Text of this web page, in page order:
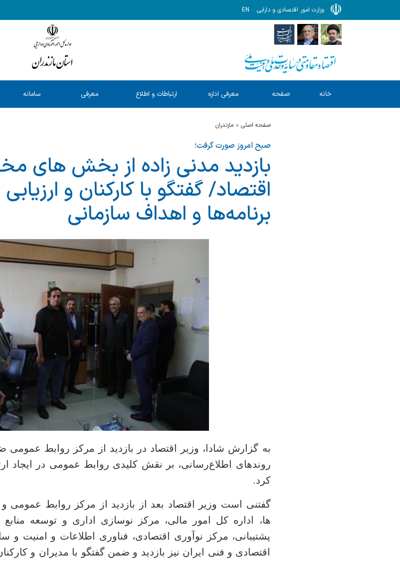
وزارت امور اقتصادی و دارایی EN
خانه صفحه معرفی اداره
کل
ارتباطات و اطلاع معرفی سامانه
صفحه اصلی مازندران
صبح امروز صورت گرفت؛
بازدید مدنی زاده از بخش های
اقتصاد/ گفتگو با كاركنان و
برنامه‌ها و اهداف سازمانی
به گزارش شادا، وزیر اقتصاد در بازدید از مرکز روابط
روندهای اطلاع‌رسانی، بر نقش کلیدی روابط عمومی در ایجاد
کرد.
گفتنی است وزیر اقتصاد بعد از بازدید از مرکز روابط عمومی
ها، اداره کل امور مالی، مرکز نوسازی اداری و توسعه
پشتیبانی، مرکز نوآوری اقتصادی، فناوری اطلاعات و امنیت
اقتصادی و فنی ایران نیز بازدید و ضمن گفتگو با مدیران و